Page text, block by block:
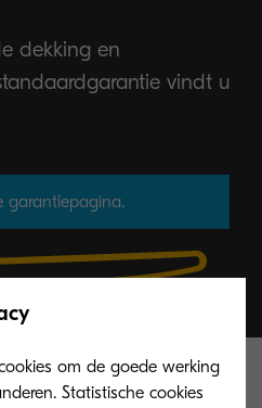
dekking en
vindt u
garantiepagina.
en
om de goede werking
Statistische cookies